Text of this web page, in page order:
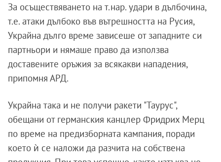
За осъществяването на т.нар. удари в дълбочина,
т.е. атаки дълбоко във вътрешността на Русия,
Украйна дълго време зависеше от западните си
партньори и нямаше право да използва
доставените оръжия за всякакви нападения,
припомня АРД.
Украйна така и не получи ракети "Таурус",
обещани от германския канцлер Фридрих Мерц
по време на предизборната кампания, поради
което ѝ се наложи да разчита на собствена